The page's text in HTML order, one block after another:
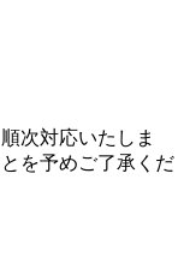
次対応いたしま
を予めご了承くだ